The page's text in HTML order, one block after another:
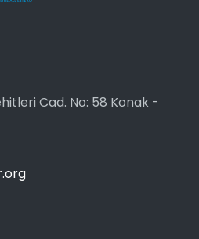
Cad. No: 58 Konak -